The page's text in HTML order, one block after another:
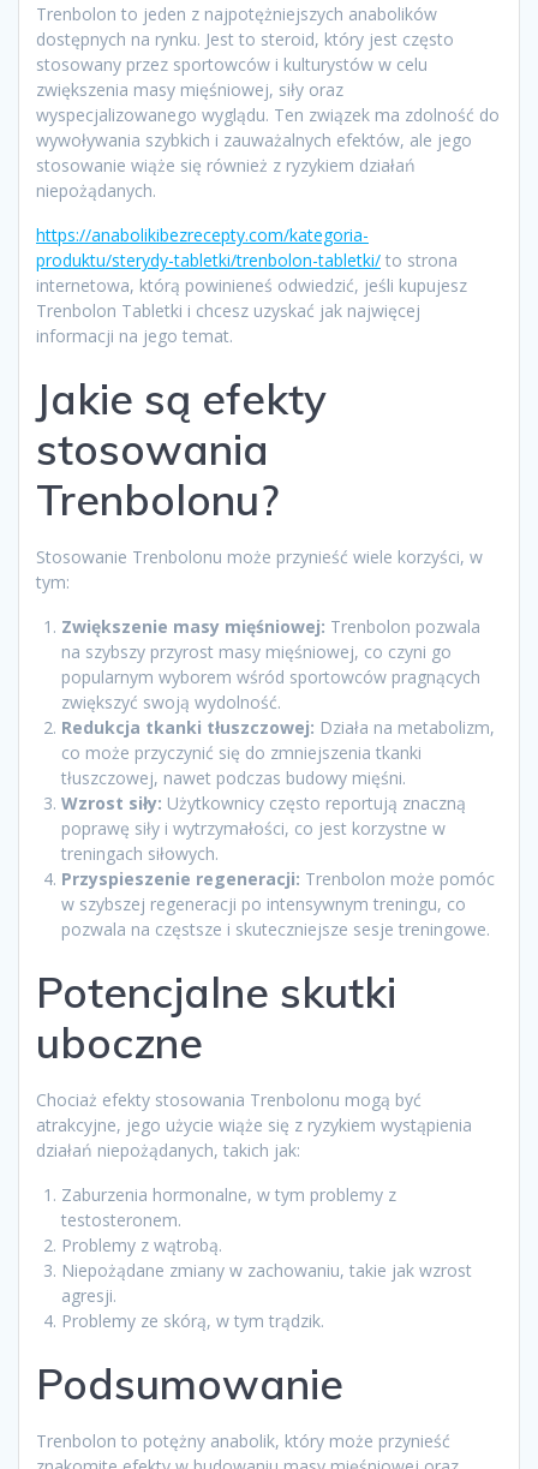
Trenbolon to jeden z najpotężniejszych anabolików
dostępnych na rynku. Jest to steroid, który jest często
stosowany przez sportowców i kulturystów w celu
zwiększenia masy mięśniowej, siły oraz
wyspecjalizowanego wyglądu. Ten związek ma zdolność do
wywoływania szybkich i zauważalnych efektów, ale jego
stosowanie wiąże się również z ryzykiem działań
niepożądanych.
https://anabolikibezrecepty.com/kategoria-
produktu/sterydy-tabletki/trenbolon-tabletki/ to strona
internetowa, którą powinieneś odwiedzić, jeśli kupujesz
Trenbolon Tabletki i chcesz uzyskać jak najwięcej
informacji na jego temat.
Jakie są efekty
stosowania
Trenbolonu?
Stosowanie Trenbolonu może przynieść wiele korzyści, w
tym:
Zwiększenie masy mięśniowej: Trenbolon pozwala
na szybszy przyrost masy mięśniowej, co czyni go
popularnym wyborem wśród sportowców pragnących
zwiększyć swoją wydolność.
Redukcja tkanki tłuszczowej: Działa na metabolizm,
co może przyczynić się do zmniejszenia tkanki
tłuszczowej, nawet podczas budowy mięśni.
Wzrost siły: Użytkownicy często reportują znaczną
poprawę siły i wytrzymałości, co jest korzystne w
treningach siłowych.
Przyspieszenie regeneracji: Trenbolon może pomóc
w szybszej regeneracji po intensywnym treningu, co
pozwala na częstsze i skuteczniejsze sesje treningowe.
Potencjalne skutki
uboczne
Chociaż efekty stosowania Trenbolonu mogą być
atrakcyjne, jego użycie wiąże się z ryzykiem wystąpienia
działań niepożądanych, takich jak:
Zaburzenia hormonalne, w tym problemy z
testosteronem.
Problemy z wątrobą.
Niepożądane zmiany w zachowaniu, takie jak wzrost
agresji.
Problemy ze skórą, w tym trądzik.
Podsumowanie
Trenbolon to potężny anabolik, który może przynieść